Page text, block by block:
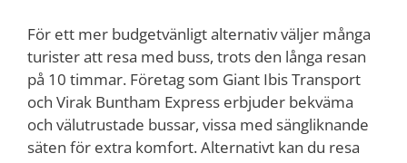
För ett mer budgetvänligt alternativ väljer många
turister att resa med buss, trots den långa resan
på 10 timmar. Företag som Giant Ibis Transport
och Virak Buntham Express erbjuder bekväma
och välutrustade bussar, vissa med sängliknande
säten för extra komfort. Alternativt kan du resa